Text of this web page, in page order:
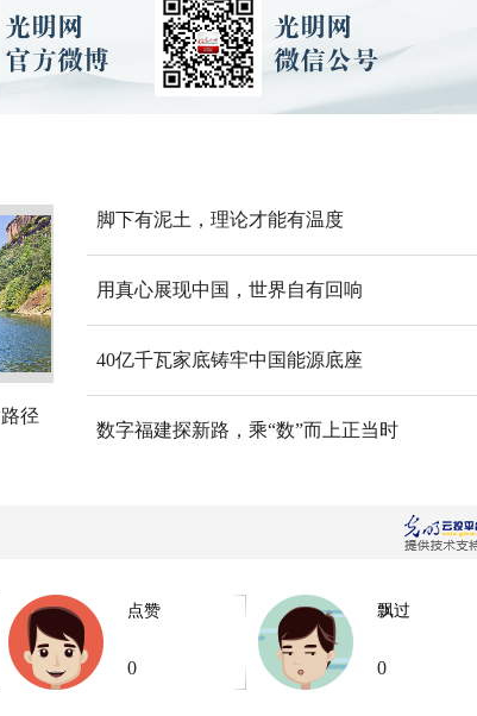
径
脚下有泥土，理论才能有温度
用真心展现中国，世界自有回响
40亿千瓦家底铸牢中国能源底座
数字福建探新路，乘“数”而上正当时
点赞
0
飘过
0